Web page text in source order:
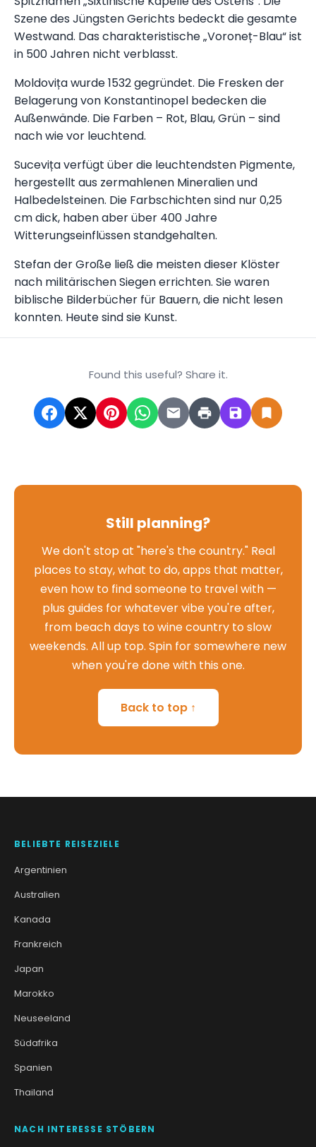
Szene des Jüngsten Gerichts bedeckt die gesamte
Westwand. Das charakteristische „Voroneț-Blau“ ist
in 500 Jahren nicht verblasst.
Moldovița wurde 1532 gegründet. Die Fresken der
Belagerung von Konstantinopel bedecken die
Außenwände. Die Farben – Rot, Blau, Grün – sind
nach wie vor leuchtend.
Sucevița verfügt über die leuchtendsten Pigmente,
hergestellt aus zermahlenen Mineralien und
Halbedelsteinen. Die Farbschichten sind nur 0,25
cm dick, haben aber über 400 Jahre
Witterungseinflüssen standgehalten.
Stefan der Große ließ die meisten dieser Klöster
nach militärischen Siegen errichten. Sie waren
biblische Bilderbücher für Bauern, die nicht lesen
konnten. Heute sind sie Kunst.
Found this useful? Share it.
Still planning?
We don't stop at "here's the country." Real
places to stay, what to do, apps that matter,
even how to find someone to travel with —
plus guides for whatever vibe you're after,
from beach days to wine country to slow
weekends. All up top. Spin for somewhere new
when you're done with this one.
Back to top ↑
BELIEBTE REISEZIELE
Argentinien
Australien
Kanada
Frankreich
Japan
Marokko
Neuseeland
Südafrika
Spanien
Thailand
NACH INTERESSE STÖBERN